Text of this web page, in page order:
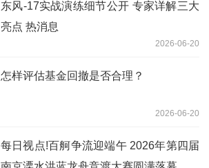
东风-17实战演练细节公开 专家详解三大
亮点 热消息
2026-06-20
怎样评估基金回撤是否合理？
2026-06-20
每日视点!百舸争流迎端午 2026年第四届